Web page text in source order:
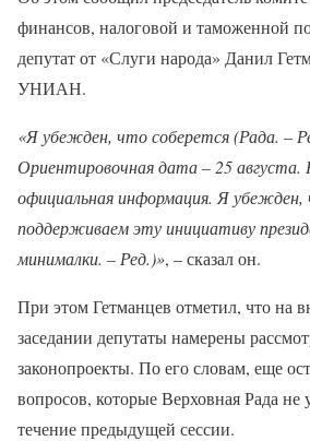
финансов, налоговой и таможенной
депутат от «Слуги народа» Данил
УНИАН.
«Я убежден, что соберется (Рада. –
Ориентировочная дата – 25
официальная информация. Я
поддерживаем эту инициативу
минималки. – Ред.)», – сказал он.
При этом Гетманцев отметил, что на
заседании депутаты намерены
законопроекты. По его словам, еще
вопросов, которые Верховная Рада не
течение предыдущей сессии.